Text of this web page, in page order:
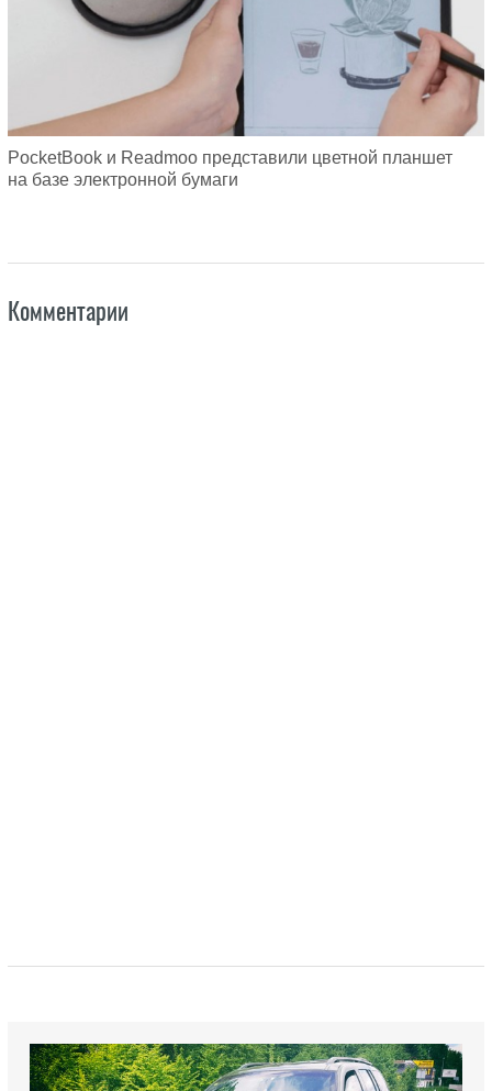
PocketBook и Readmoo представили цветной планшет
на базе электронной бумаги
Комментарии